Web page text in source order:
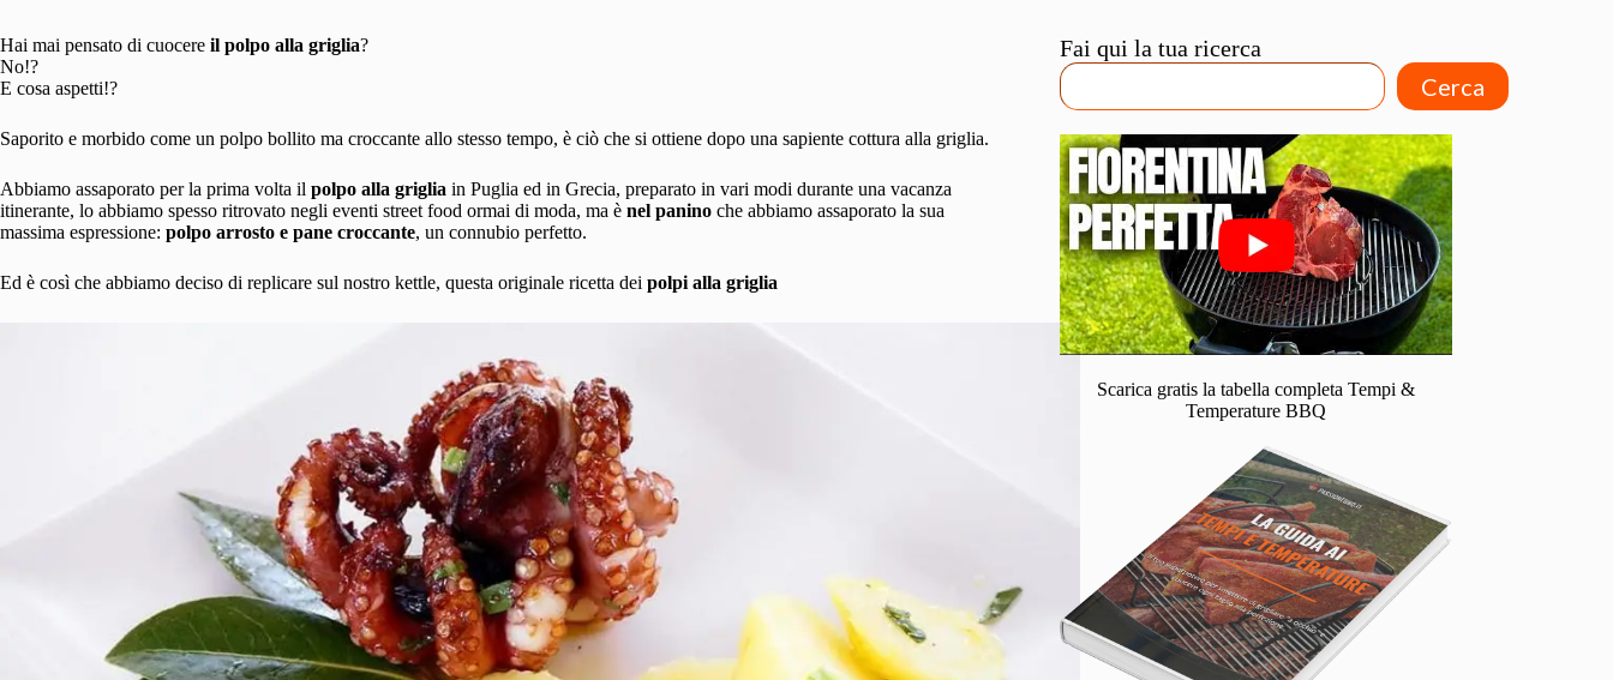
Hai mai pensato di cuocere il polpo alla griglia?
No!?
E cosa aspetti!?
Saporito e morbido come un polpo bollito ma croccante allo stesso tempo, è ciò che si ottiene dopo una sapiente cottura alla griglia.
Abbiamo assaporato per la prima volta il polpo alla griglia in Puglia ed in Grecia, preparato in vari modi durante una vacanza
itinerante, lo abbiamo spesso ritrovato negli eventi street food ormai di moda, ma è nel panino che abbiamo assaporato la sua
massima espressione: polpo arrosto e pane croccante, un connubio perfetto.
Ed è così che abbiamo deciso di replicare sul nostro kettle, questa originale ricetta dei polpi alla griglia
Fai qui la tua ricerca
Cerca
Scarica gratis la tabella completa Tempi &
Temperature BBQ